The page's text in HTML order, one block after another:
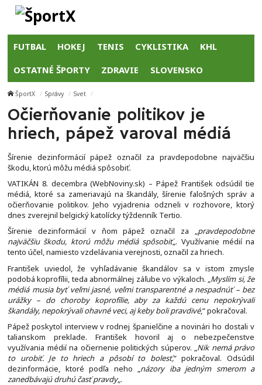
FUTBAL HOKEJ TENIS CYKLISTIKA KHL
OSTATNÉ ŠPORTY ZDRAVIE SLOVENSKO
ŠportX Správy Svet
Očierňovanie politikov je
hriech, pápež varoval médiá
Šírenie dezinformácií pápež označil za pravdepodobne najväčšiu
škodu, ktorú môžu médiá spôsobiť.
VATIKÁN 8. decembra (WebNoviny.sk) – Pápež František odsúdil tie
médiá, ktoré sa zameriavajú na škandály, šírenie falošných správ a
očierňovanie politikov. Jeho vyjadrenia odzneli v rozhovore, ktorý
dnes zverejnil belgický katolícky týždenník Tertio.
Šírenie dezinformácií v ňom pápež označil za „pravdepodobne
najväčšiu škodu, ktorú môžu médiá spôsobiť„. Využívanie médií na
tento účel, namiesto vzdelávania verejnosti, označil za hriech.
František uviedol, že vyhľadávanie škandálov sa v istom zmysle
podobá koprofílii, teda abnormálnej záľube vo výkaloch. „ Myslím si, že
médiá musia byť veľmi jasné, veľmi transparentné a nespadnúť – bez
urážky – do choroby koprofílie, aby za každú cenu nepokrývali
škandály, nepokrývali ohavné veci, aj keby boli pravdivé,“ pokračoval.
Pápež poskytol interview v rodnej španielčine a novinári ho dostali v
talianskom preklade. František hovoril aj o nebezpečenstve
využívania médií na očiernenie politických súperov. „Nik nemá právo
to urobiť. Je to hriech a pôsobí to bolesť,“ pokračoval. Odsúdil
dezinformácie, ktoré podľa neho „názory iba jedným smerom a
zanedbávajú druhú časť pravdy„.